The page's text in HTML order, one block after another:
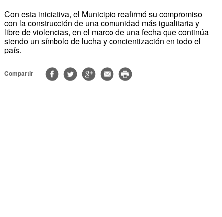
Con esta iniciativa, el Municipio reafirmó su compromiso
con la construcción de una comunidad más igualitaria y
libre de violencias, en el marco de una fecha que continúa
siendo un símbolo de lucha y concientización en todo el
país.
Compartir